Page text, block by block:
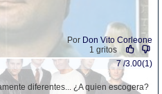
Por Don Vito Corleone
1 gritos
7 /3.00(1)
diferentes... ¿A quien escogera?